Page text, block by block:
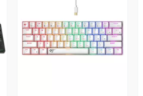
Vista Previa